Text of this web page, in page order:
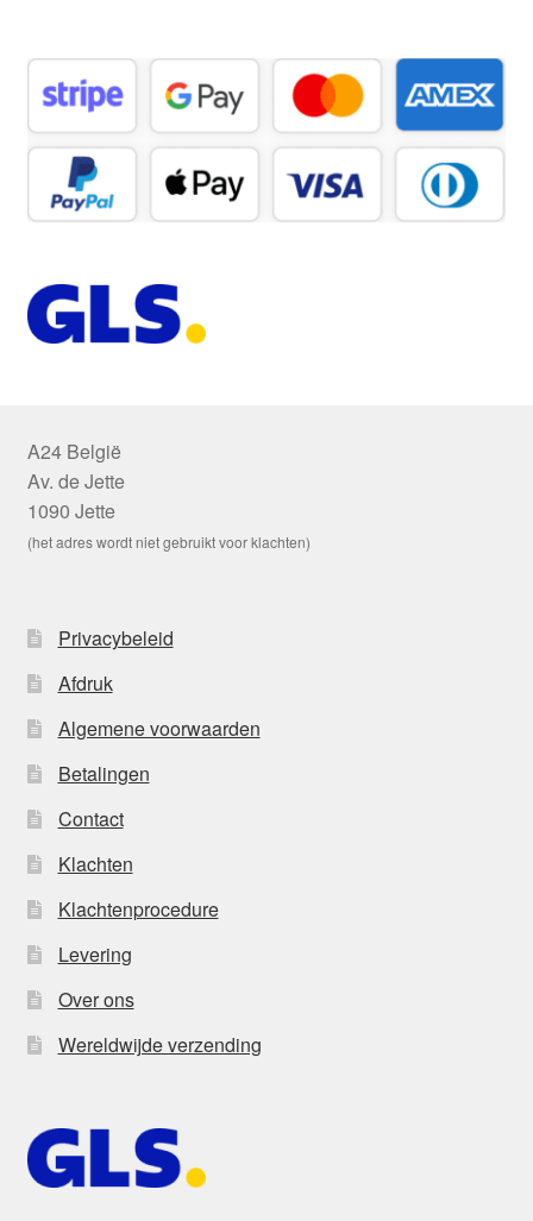
A24 België
Av. de Jette
1090 Jette
(het adres wordt niet gebruikt voor klachten)
Privacybeleid
Afdruk
Algemene voorwaarden
Betalingen
Contact
Klachten
Klachtenprocedure
Levering
Over ons
Wereldwijde verzending